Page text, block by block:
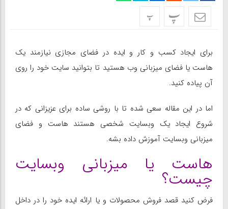
پ پ
برای ایجاد کسب و کار و ایده در فضای مجازی نیازمند یک
هاست یا فضای میزبانی وب هستید تا بتوانید سایت خود را روی
آن پیاده کنید.
اما در این مقاله سعی شده تا با روشی ساده برای عزیزانی که در
شروع ایجاد یک وبسایت شخصی هستند هاست و فضای
میزبانی وبسایت آموزش داده بشه.
هاست یا میزبانی وبسایت
چیست؟
فرض کنید قصد فروش محصولات و یا ارائه ایده خود را در داخل